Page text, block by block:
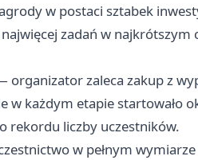
w postaci sztabek
zadań w najkrótszym
organizator zaleca zakup z
każdym etapie startowało
rekordu liczby uczestników.
w pełnym